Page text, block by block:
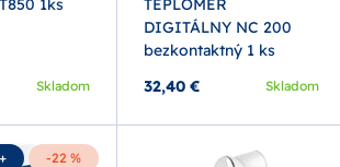
1ks
Skladom
TEPLOMER
DIGITÁLNY NC 200
bezkontaktný 1 ks
32,40 €
Skladom
-22 %